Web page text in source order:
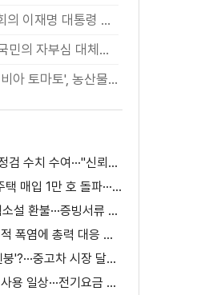
제34회 국무회의 이재명 대통령 모두발언
나라의 평화, 국민의 자부심 대체불가 대한민국 이재명 대통령 모두말씀
식약처, "'스테비아 토마토', 농산물 아닌 가공식품"
진급 장성에 삼정검 수치 수여···"신뢰회복 애써달라"
전세사기 피해주택 매입 1만 호 돌파···피해 지원 속도
"복잡한 웹툰·웹소설 환불···증빙서류 요구까지"
이 대통령, 기록적 폭염에 총력 대응 지시 [외신에 비친 한국]
차 사러 갔다 '멘붕'?···중고차 시장 달라진다
폭염 속 에어컨 사용 일상···전기요금 줄이려면?